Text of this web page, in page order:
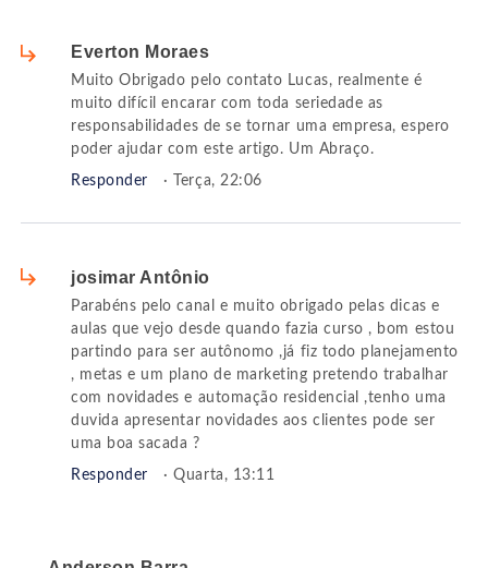
Everton Moraes
Muito Obrigado pelo contato Lucas, realmente é
muito difícil encarar com toda seriedade as
responsabilidades de se tornar uma empresa, espero
poder ajudar com este artigo. Um Abraço.
Responder · Terça, 22:06
josimar Antônio
Parabéns pelo canal e muito obrigado pelas dicas e
aulas que vejo desde quando fazia curso , bom estou
partindo para ser autônomo ,já fiz todo planejamento
, metas e um plano de marketing pretendo trabalhar
com novidades e automação residencial ,tenho uma
duvida apresentar novidades aos clientes pode ser
uma boa sacada ?
Responder · Quarta, 13:11